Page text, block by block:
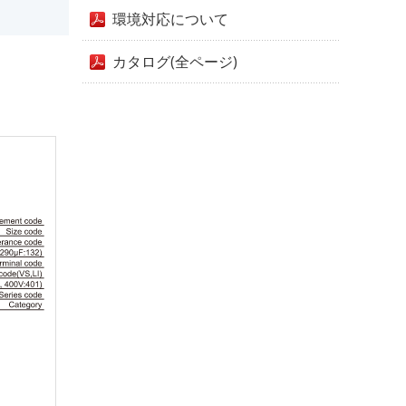
環境対応について
カタログ(全ページ)